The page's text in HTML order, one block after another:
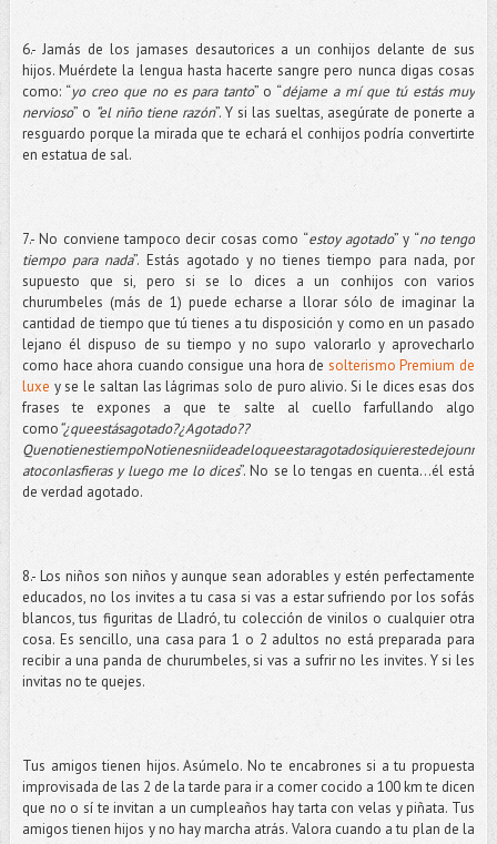
6.- Jamás de los jamases desautorices a un conhijos delante de sus
hijos. Muérdete la lengua hasta hacerte sangre pero nunca digas cosas
como: “yo creo que no es para tanto” o “déjame a mí que tú estás muy
nervioso” o “el niño tiene razón”. Y si las sueltas, asegúrate de ponerte a
resguardo porque la mirada que te echará el conhijos podría convertirte
en estatua de sal.
7.- No conviene tampoco decir cosas como “estoy agotado” y “no tengo
tiempo para nada”. Estás agotado y no tienes tiempo para nada, por
supuesto que si, pero si se lo dices a un conhijos con varios
churumbeles (más de 1) puede echarse a llorar sólo de imaginar la
cantidad de tiempo que tú tienes a tu disposición y como en un pasado
lejano él dispuso de su tiempo y no supo valorarlo y aprovecharlo
como hace ahora cuando consigue una hora de solterismo Premium de
luxe y se le saltan las lágrimas solo de puro alivio. Si le dices esas dos
frases te expones a que te salte al cuello farfullando algo
como“¿queestásagotado?¿Agotado??
QuenotienestiempoNotienesniideadeloqueestaragotadosiquierestedejounr
atoconlasfieras y luego me lo dices”. No se lo tengas en cuenta…él está
de verdad agotado.
8.- Los niños son niños y aunque sean adorables y estén perfectamente
educados, no los invites a tu casa si vas a estar sufriendo por los sofás
blancos, tus figuritas de Lladró, tu colección de vinilos o cualquier otra
cosa. Es sencillo, una casa para 1 o 2 adultos no está preparada para
recibir a una panda de churumbeles, si vas a sufrir no les invites. Y si les
invitas no te quejes.
Tus amigos tienen hijos. Asúmelo. No te encabrones si a tu propuesta
improvisada de las 2 de la tarde para ir a comer cocido a 100 km te dicen
que no o sí te invitan a un cumpleaños hay tarta con velas y piñata. Tus
amigos tienen hijos y no hay marcha atrás. Valora cuando a tu plan de la